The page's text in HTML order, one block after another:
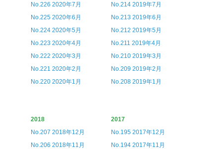
No.226 2020年7月
No.225 2020年6月
No.224 2020年5月
No.223 2020年4月
No.222 2020年3月
No.221 2020年2月
No.220 2020年1月
No.214 2019年7月
No.213 2019年6月
No.212 2019年5月
No.211 2019年4月
No.210 2019年3月
No.209 2019年2月
No.208 2019年1月
2018
No.207 2018年12月
No.206 2018年11月
2017
No.195 2017年12月
No.194 2017年11月